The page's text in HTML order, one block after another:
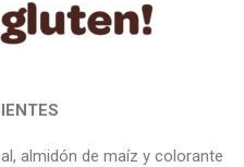
almidón de maíz y colorante